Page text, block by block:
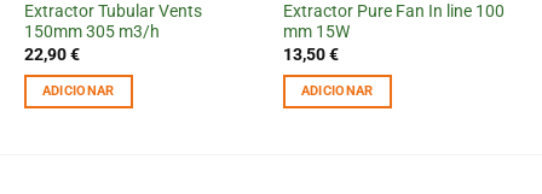
Extractor Tubular Vents
150mm 305 m3/h
22,90€
ADICIONAR
Extractor Pure Fan In line 100
mm 15W
13,50€
ADICIONAR